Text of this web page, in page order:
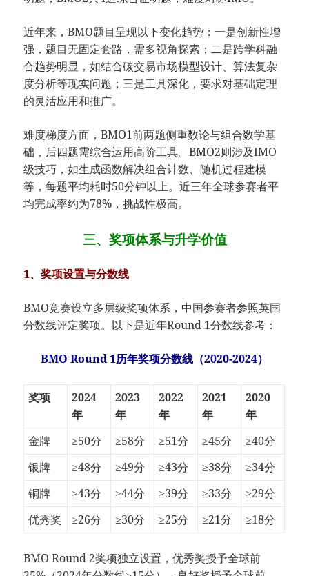
近年来，BMO题目呈现以下变化趋势：一是创新性增
强，题目无固定套路，需多视角探索；二是跨学科融
合趋势明显，如结合碳交易市场模型设计、算法复杂
度分析等现实问题；三是工具深化，要求对基础定理
的灵活应用和推广。
难度梯度方面，BMO1前两题侧重数论与组合数学基
础，后四题需综合运用高阶工具。BMO2则涉及IMO
级技巧，如生成函数解决组合计数、随机过程建模
等，每题平均耗时50分钟以上。近三年全球参赛者平
均完成率约为78%，挑战性极高。
三、奖项体系与升学价值
1、​​奖项设置与分数线​
BMO竞赛设立多层级奖项体系，中国参赛者参照英国
分数线评定奖项。以下是近年Round 1分数线参考：
BMO Round 1历年奖项分数线（2020-2024）
奖项
2024
年
2023
年
2022
年
2021
年
2020
年
金牌
≥50分 ≥58分 ≥51分 ≥45分
≥40分
银牌
≥48分 ≥49分 ≥43分 ≥38分
≥34分
铜牌
≥43分 ≥44分 ≥39分 ≥33分
≥29分
优秀奖
≥26分 ≥30分 ≥25分 ≥21分 ≥18分
BMO Round 2奖项独立设置，优秀奖授予全球前